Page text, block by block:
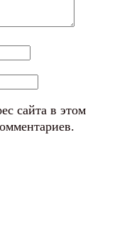
сайта в этом